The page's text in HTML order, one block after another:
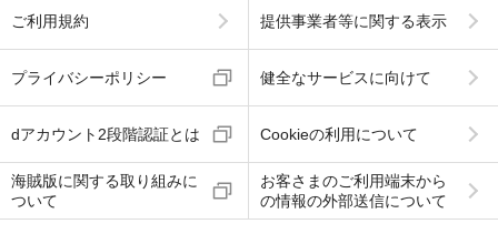
ご利用規約 提供事業者等に関する表示
プライバシーポリシー 健全なサービスに向けて
dアカウント2段階認証とは Cookieの利用について
海賊版に関する取り組みに
ついて
お客さまのご利用端末から
の情報の外部送信について